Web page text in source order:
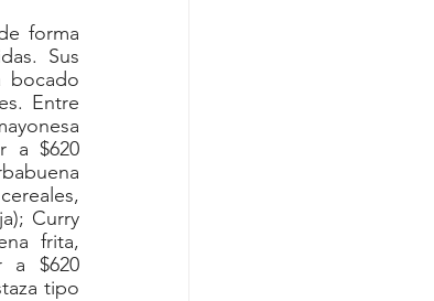
forma
Sus
bocado
Entre
a $620
Curry
frita,
a $620
tipo